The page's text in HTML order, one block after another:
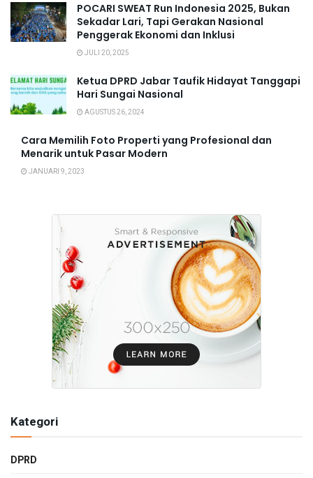
POCARI SWEAT Run Indonesia 2025, Bukan
Sekadar Lari, Tapi Gerakan Nasional
Penggerak Ekonomi dan Inklusi
JULI 20, 2025
Ketua DPRD Jabar Taufik Hidayat Tanggapi
Hari Sungai Nasional
AGUSTUS 26, 2024
Cara Memilih Foto Properti yang Profesional dan
Menarik untuk Pasar Modern
JANUARI 9, 2023
Kategori
DPRD